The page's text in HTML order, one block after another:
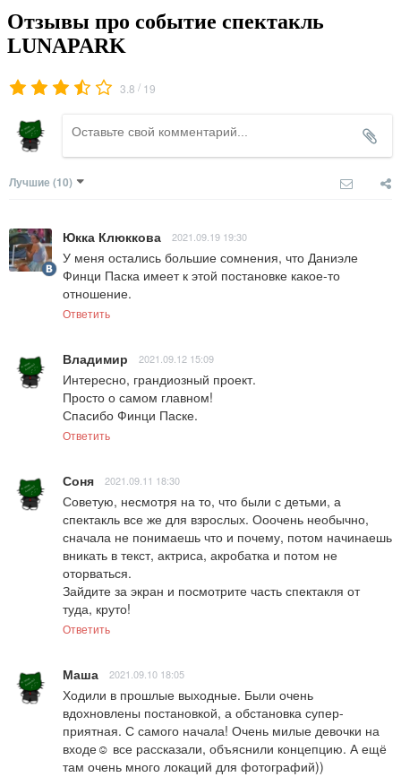
Отзывы про событие спектакль
LUNAPARK
3.8 / 19
Лучшие (10)
Юкка Клюккова 2021.09.19 19:30
У меня остались большие сомнения, что Даниэле
Финци Паска имеет к этой постановке какое-то
отношение.
Ответить
Владимир 2021.09.12 15:09
Интересно, грандиозный проект.
Просто о самом главном!
Спасибо Финци Паске.
Ответить
Соня 2021.09.11 18:30
Советую, несмотря на то, что были с детьми, а
спектакль все же для взрослых. Ооочень необычно,
сначала не понимаешь что и почему, потом начинаешь
вникать в текст, актриса, акробатка и потом не
оторваться.
Зайдите за экран и посмотрите часть спектакля от
туда, круто!
Ответить
Маша 2021.09.10 18:05
Ходили в прошлые выходные. Были очень
вдохновлены постановкой, а обстановка супер-
приятная. С самого начала! Очень милые девочки на
входе☺️ все рассказали, объяснили концепцию. А ещё
там очень много локаций для фотографий))